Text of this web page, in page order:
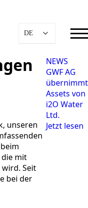
DE
unseren
mit
Seit
bei der
NEWS
GWF AG
übernimmt
Assets von
i2O Water
Ltd.
Jetzt lesen